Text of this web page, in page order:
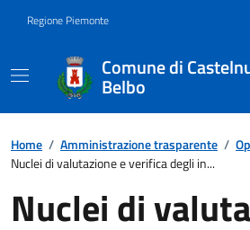
Regione Piemonte
Comune di
Belbo
Home / Amministrazione trasparente /
Nuclei di valutazione e verifica degli in...
Nuclei di